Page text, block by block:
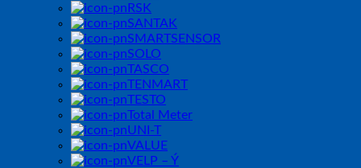
RSK
SANTAK
SMARTSENSOR
SOLO
TASCO
TENMART
TESTO
Total Meter
UNI-T
VALUE
VELP – Ý